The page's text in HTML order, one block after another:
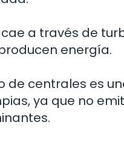
cae a través de
energía.
de centrales es
ya que no